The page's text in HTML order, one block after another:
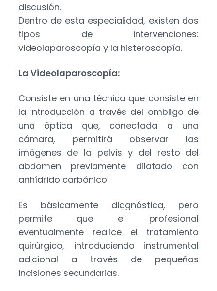
discusión.
Dentro de esta especialidad, existen dos
tipos de intervenciones:
videolaparoscopía y la histeroscopía.
La Videolaparoscopía:
Consiste en una técnica que consiste en
la introducción a través del ombligo de
una óptica que, conectada a una
cámara, permitirá observar las
imágenes de la pelvis y del resto del
abdomen previamente dilatado con
anhídrido carbónico.
Es básicamente diagnóstica, pero
permite que el profesional
eventualmente realice el tratamiento
quirúrgico, introduciendo instrumental
adicional a través de pequeñas
incisiones secundarias.